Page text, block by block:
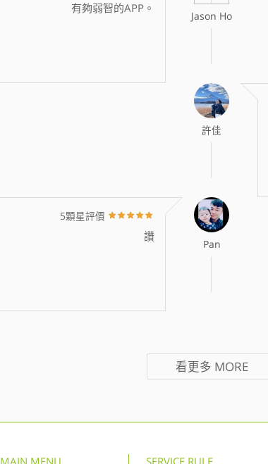
Jason Ho
有夠弱智的APP。
許佳
Pan
5顆星評價
讚
看更多 MORE
MAIN MENU SERVICE RULE